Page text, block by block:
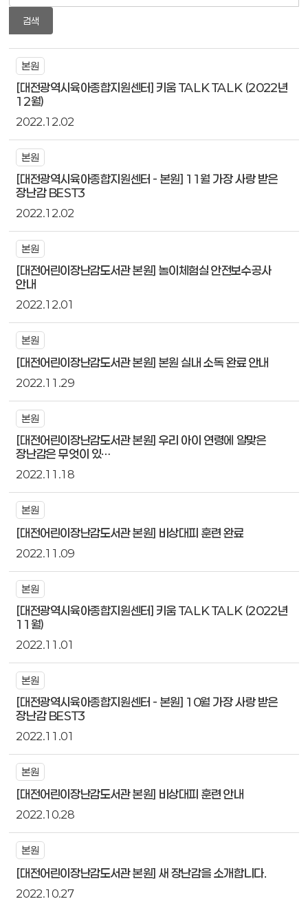
검색
본원
[대전광역시육아종합지원센터] 키움 TALK TALK (2022년
12월)
2022.12.02
본원
[대전광역시육아종합지원센터 - 본원] 11월 가장 사랑 받은
장난감 BEST3
2022.12.02
본원
[대전어린이장난감도서관 본원] 놀이체험실 안전보수공사
안내
2022.12.01
본원
[대전어린이장난감도서관 본원] 본원 실내 소독 완료 안내
2022.11.29
본원
[대전어린이장난감도서관 본원] 우리 아이 연령에 알맞은
장난감은 무엇이 있…
2022.11.18
본원
[대전어린이장난감도서관 본원] 비상대피 훈련 완료
2022.11.09
본원
[대전광역시육아종합지원센터] 키움 TALK TALK (2022년
11월)
2022.11.01
본원
[대전광역시육아종합지원센터 - 본원] 10월 가장 사랑 받은
장난감 BEST3
2022.11.01
본원
[대전어린이장난감도서관 본원] 비상대피 훈련 안내
2022.10.28
본원
[대전어린이장난감도서관 본원] 새 장난감을 소개합니다.
2022.10.27